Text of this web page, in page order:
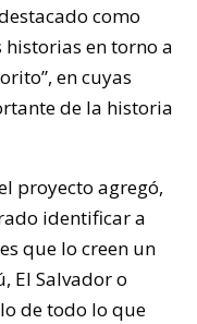
como
historias en torno a
en cuyas
de la historia
proyecto agregó,
identificar a
que lo creen un
El Salvador o
de todo lo que